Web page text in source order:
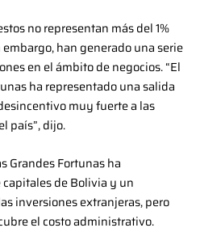
no representan más del 1%
han generado una serie
en el ámbito de negocios. “El
ha representado una salida
muy fuerte a las
país”, dijo.
Grandes Fortunas ha
de Bolivia y un
inversiones extranjeras, pero
el costo administrativo.